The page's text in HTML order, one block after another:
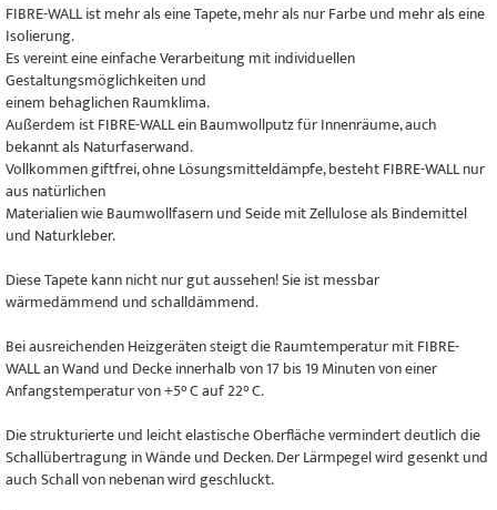
FIBRE-WALL ist mehr als eine Tapete, mehr als nur Farbe und mehr als eine
Isolierung.
Es vereint eine einfache Verarbeitung mit individuellen
Gestaltungsmöglichkeiten und
einem behaglichen Raumklima.
Außerdem ist FIBRE-WALL ein Baumwollputz für Innenräume, auch
bekannt als Naturfaserwand.
Vollkommen giftfrei, ohne Lösungsmitteldämpfe, besteht FIBRE-WALL nur
aus natürlichen
Materialien wie Baumwollfasern und Seide mit Zellulose als Bindemittel
und Naturkleber.
Diese Tapete kann nicht nur gut aussehen! Sie ist messbar
wärmedämmend und schalldämmend.
Bei ausreichenden Heizgeräten steigt die Raumtemperatur mit FIBRE-
WALL an Wand und Decke innerhalb von 17 bis 19 Minuten von einer
Anfangstemperatur von +5° C auf 22° C.
Die strukturierte und leicht elastische Oberfläche vermindert deutlich die
Schallübertragung in Wände und Decken. Der Lärmpegel wird gesenkt und
auch Schall von nebenan wird geschluckt.